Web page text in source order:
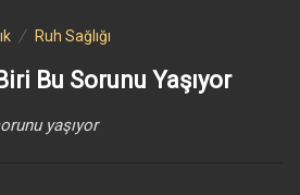
Ruh Sağlığı
Bu Sorunu Yaşıyor
yaşıyor